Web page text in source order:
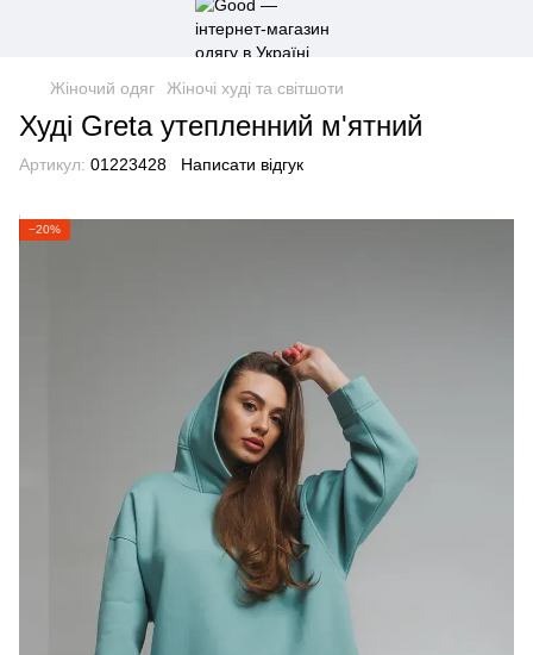
Жіночий одяг Жіночі худі та світшоти
Худі Greta утепленний м'ятний
Артикул: 01223428 Написати відгук
−20%